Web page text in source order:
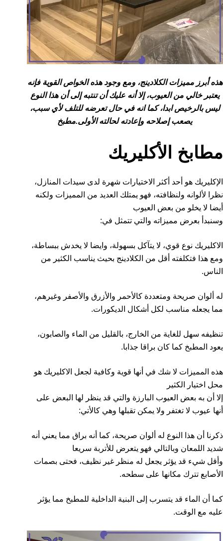
هذه أبرز مميزات الكلادينج، ومع وجود هذه الخواص القوية فإنه
يعتبر خالي من العيوب، إلا أنه عليك أن تنتبه إلى أن هذا النوع
ليس بالرخيص ابدا، كما انه في حال تعرضه للتلف لأي سبب،
يصعب إصلاحه وإعادته لحالته الأولى.مطبخ
مطابخ الأكليريك
الإكليريك هو أحد أكثر الاختيارات شهرة لدى سيدات المنازل،
نظرا لألوانه ولنظافته، فهو يمتلك العديد من المميزات ولكنه
أيضا لا يخلو من بعض العيوب
وسنبدأ بعرض مميزاته والتي تتمثل في:
الاكليريك نوع قوي، لا يتآكل بسهولة، وايضا لا يخدش ببساطة،
ومع هذا فتكلفته أقل من الكلادينج بحيث يناسب الكثير من
الناس.
له ألوان صريحة ومتعددة كالأحمر والأزرق والأصفر وغيرهم،
مما يجعله مناسب لكل أشكال الديكورات.
تنظيفه سهل للغاية من الخارج، بالقليل من الماء والصابون،
يعود المطبخ كما كان براقا جذابا.
هذه المميزات لا شك في أنها قوية وكافية لجعل الاكليريك هو
محل اختيار الكثير
إلا أن به بعض العيوب البارزة والتي قد ينظر لها البعض على
أنها عيوب لا تغتفر ولا يمكن تقبلها وهي كالأتي:
ذكرنا أن هذا النوع له ألوان صريحة، كما أنه براق مما يعني أنه
شديد اللمعان وبالتالي فهو يتعرض للأتربة سريعا
وأقل شيء قد يؤثر يجعل له منظر غير نظيف، فحتى بصمات
الأصابع تترك مكانها على سطحه.
كما أن الماء قد يتسرب إلى البنية الداخلية للمطبخ مما يؤثر
عليه مع الوقت.